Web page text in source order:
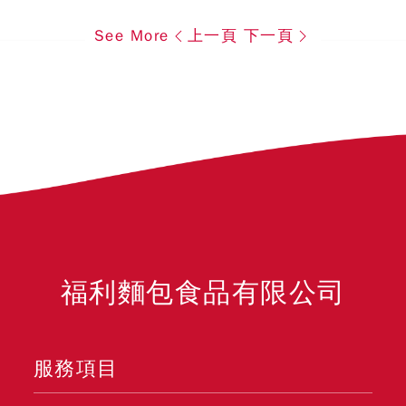
See More 上一頁 下一頁
福利麵包食品有限公司
服務項目